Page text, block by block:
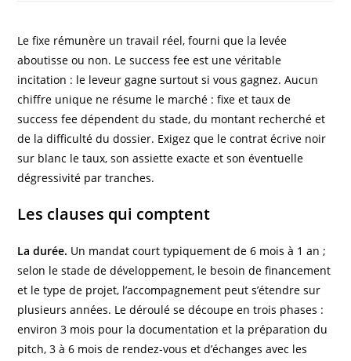
Le fixe rémunère un travail réel, fourni que la levée
aboutisse ou non. Le success fee est une véritable
incitation : le leveur gagne surtout si vous gagnez. Aucun
chiffre unique ne résume le marché : fixe et taux de
success fee dépendent du stade, du montant recherché et
de la difficulté du dossier. Exigez que le contrat écrive noir
sur blanc le taux, son assiette exacte et son éventuelle
dégressivité par tranches.
Les clauses qui comptent
La durée. Un mandat court typiquement de 6 mois à 1 an ;
selon le stade de développement, le besoin de financement
et le type de projet, l’accompagnement peut s’étendre sur
plusieurs années. Le déroulé se découpe en trois phases :
environ 3 mois pour la documentation et la préparation du
pitch, 3 à 6 mois de rendez-vous et d’échanges avec les